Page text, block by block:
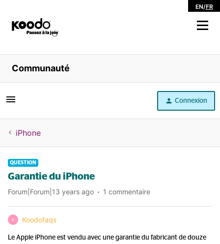
EN/FR
Magasiner
Libre service
Aide
Communauté
Connexion
iPhone
QUESTION
Garantie du iPhone
Forum|Forum|13 years ago 1 commentaire
K Koodofaqs
Le Apple iPhone est vendu avec une garantie du fabricant de douze